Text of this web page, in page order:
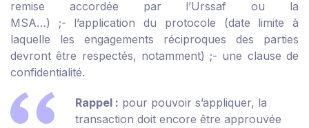
remise accordée par l’Urssaf ou la
MSA…) ;- l’application du protocole (date limite à
laquelle les engagements réciproques des parties
devront être respectés, notamment) ;- une clause de
confidentialité.
Rappel : pour pouvoir s’appliquer, la
transaction doit encore être approuvée